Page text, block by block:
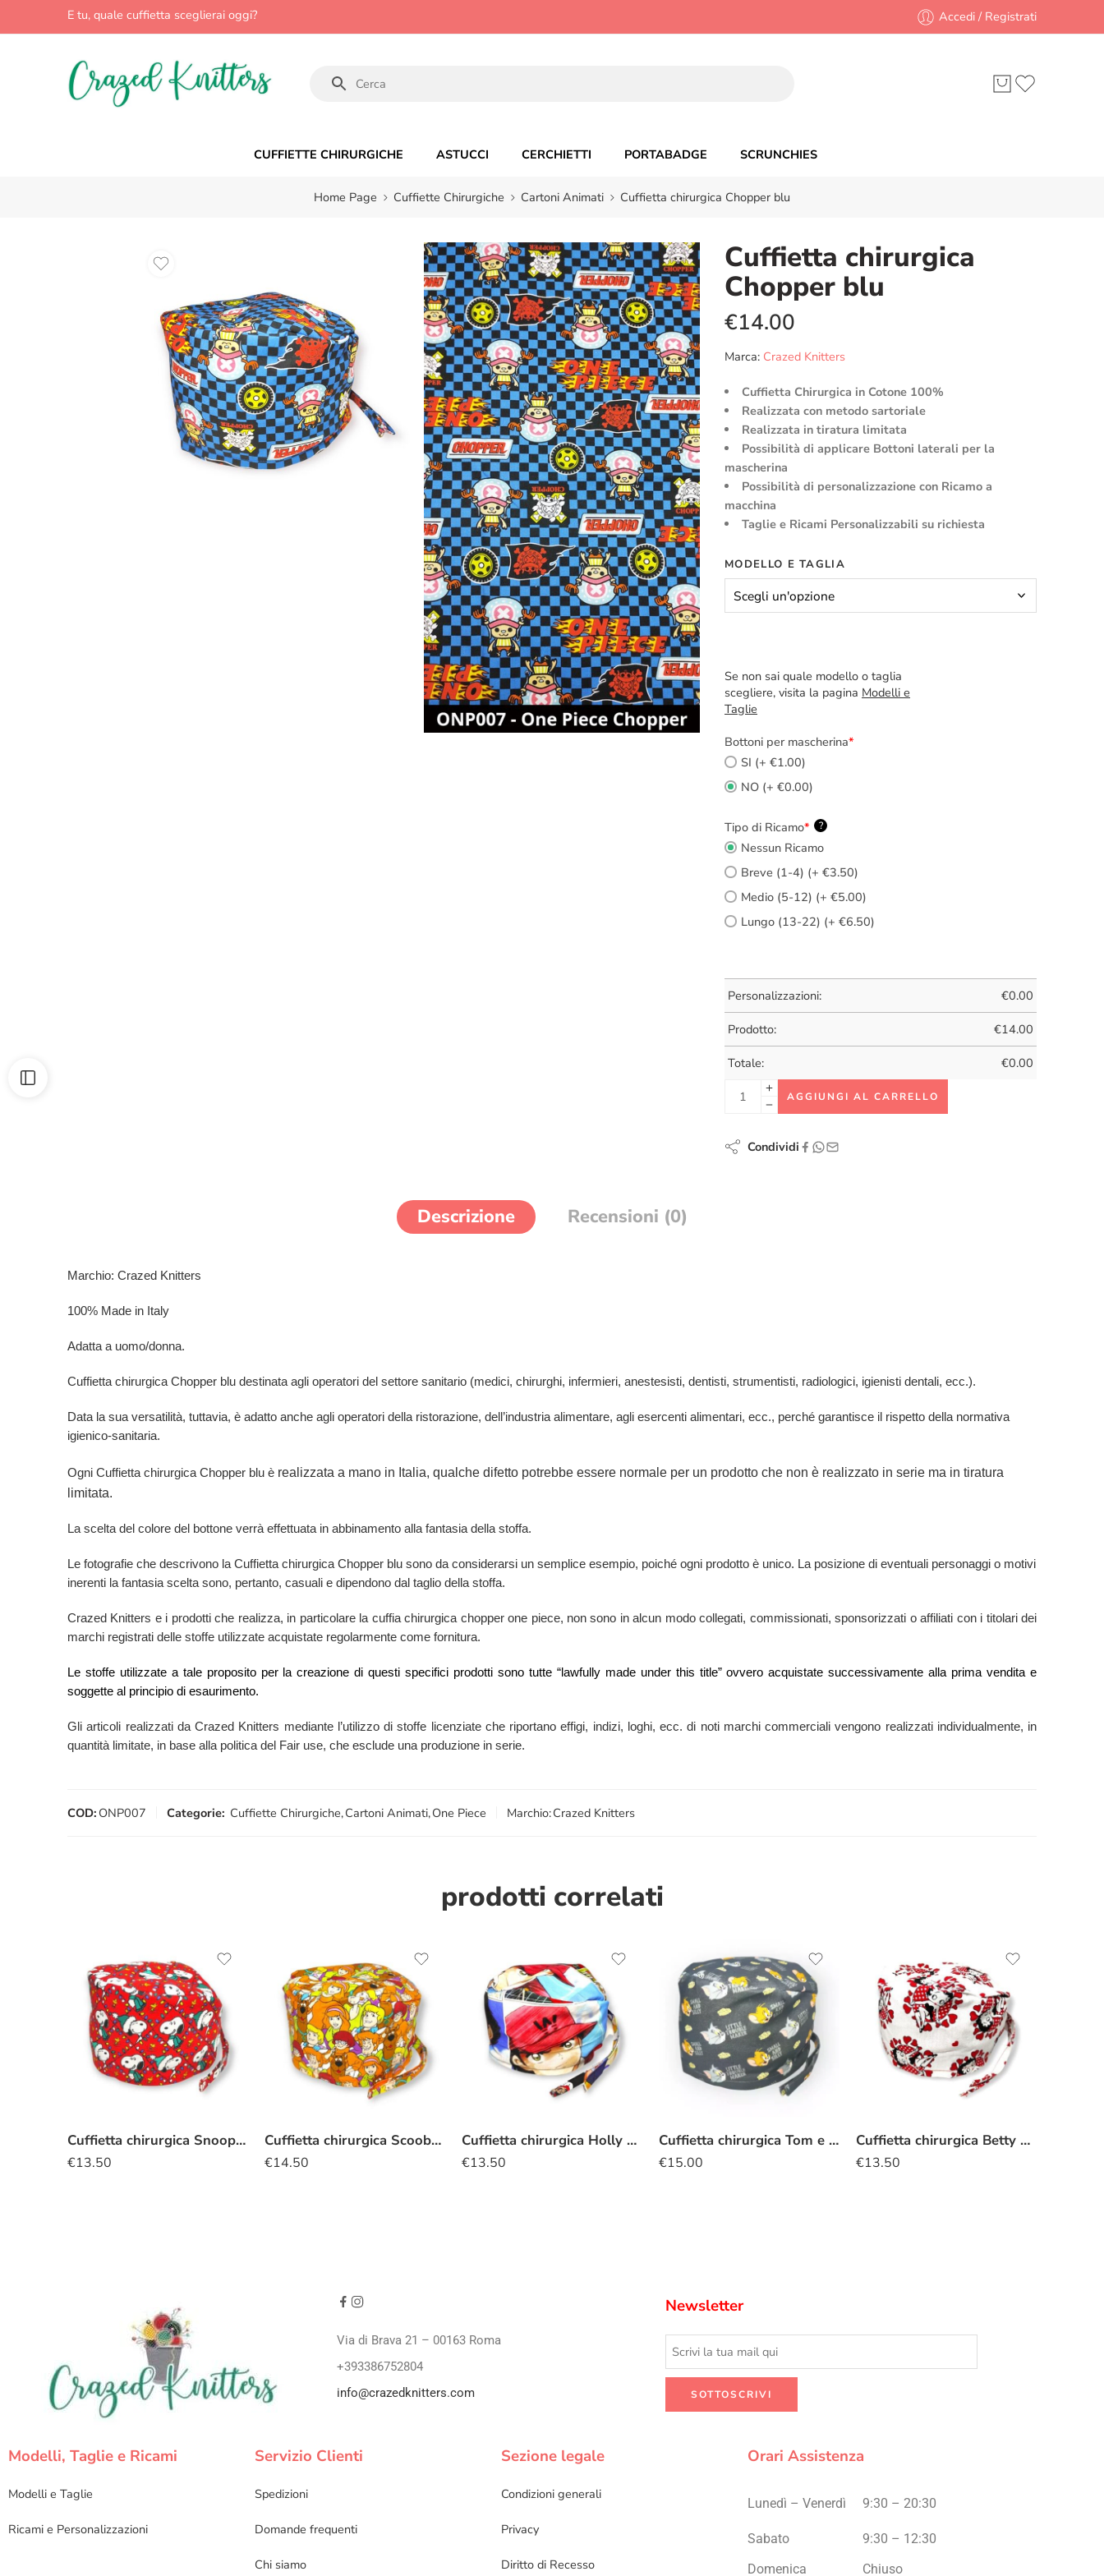
E tu, quale cuffietta sceglierai oggi? Accedi / Registrati
CUFFIETTE CHIRURGICHE ASTUCCI CERCHIETTI PORTABADGE SCRUNCHIES
Home Page Cuffiette Chirurgiche Cartoni Animati Cuffietta chirurgica Chopper blu
Cuffietta chirurgica
Chopper blu
€14.00
Marca: Crazed Knitters
Cuffietta Chirurgica in Cotone 100%
Realizzata con metodo sartoriale
Realizzata in tiratura limitata
Possibilità di applicare Bottoni laterali per la
mascherina
Possibilità di personalizzazione con Ricamo a
macchina
Taglie e Ricami Personalizzabili su richiesta
MODELLO E TAGLIA
Se non sai quale modello o taglia
scegliere, visita la pagina Modelli e
Taglie
Bottoni per mascherina*
SI (+ €1.00)
NO (+ €0.00)
Tipo di Ricamo* ?
Nessun Ricamo
Breve (1-4) (+ €3.50)
Medio (5-12) (+ €5.00)
Lungo (13-22) (+ €6.50)
Personalizzazioni: €0.00
Prodotto: €14.00
Totale: €0.00
AGGIUNGI AL CARRELLO
Condividi
Descrizione Recensioni (0)
Marchio: Crazed Knitters
100% Made in Italy
Adatta a uomo/donna.
Cuffietta chirurgica Chopper blu destinata agli operatori del settore sanitario (medici, chirurghi, infermieri, anestesisti, dentisti, strumentisti, radiologici, igienisti dentali, ecc.).
Data la sua versatilità, tuttavia, è adatto anche agli operatori della ristorazione, dell’industria alimentare, agli esercenti alimentari, ecc., perché garantisce il rispetto della normativa
igienico-sanitaria.
Ogni Cuffietta chirurgica Chopper blu è realizzata a mano in Italia, qualche difetto potrebbe essere normale per un prodotto che non è realizzato in serie ma in tiratura
limitata.
La scelta del colore del bottone verrà effettuata in abbinamento alla fantasia della stoffa.
Le fotografie che descrivono la Cuffietta chirurgica Chopper blu sono da considerarsi un semplice esempio, poiché ogni prodotto è unico. La posizione di eventuali personaggi o motivi
inerenti la fantasia scelta sono, pertanto, casuali e dipendono dal taglio della stoffa.
Crazed Knitters e i prodotti che realizza, in particolare la cuffia chirurgica chopper one piece, non sono in alcun modo collegati, commissionati, sponsorizzati o affiliati con i titolari dei
marchi registrati delle stoffe utilizzate acquistate regolarmente come fornitura.
Le stoffe utilizzate a tale proposito per la creazione di questi specifici prodotti sono tutte “lawfully made under this title” ovvero acquistate successivamente alla prima vendita e
soggette al principio di esaurimento.
Gli articoli realizzati da Crazed Knitters mediante l’utilizzo di stoffe licenziate che riportano effigi, indizi, loghi, ecc. di noti marchi commerciali vengono realizzati individualmente, in
quantità limitate, in base alla politica del Fair use, che esclude una produzione in serie.
COD: ONP007 Categorie: Cuffiette Chirurgiche,Cartoni Animati,One Piece Marchio:Crazed Knitters
prodotti correlati
Cuffietta chirurgica Snoopy luci natalizie
€13.50
Cuffietta chirurgica Scooby-Doo gang
€14.50
Cuffietta chirurgica Holly e Benji
€13.50
Cuffietta chirurgica Tom e Jerry
€15.00
Cuffietta chirurgica Betty Boop
€13.50
Via di Brava 21 – 00163 Roma
+393386752804
info@crazedknitters.com
Newsletter
Modelli, Taglie e Ricami
Modelli e Taglie
Ricami e Personalizzazioni
Servizio Clienti
Spedizioni
Domande frequenti
Chi siamo
Sezione legale
Condizioni generali
Privacy
Diritto di Recesso
Orari Assistenza
Lunedì – Venerdì 9:30 – 20:30
Sabato 9:30 – 12:30
Domenica Chiuso